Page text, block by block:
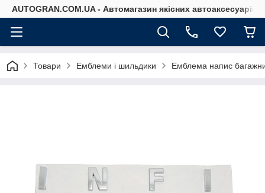
AUTOGRAN.COM.UA - Автомагазин якісних автоаксесуарів
Товари Емблеми і шильдики Емблема напис